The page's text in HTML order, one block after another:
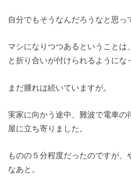
自分でもそうなんだろうなと思っ
マシになりつつあるということは
と折り合いが付けられるようにな
まだ腫れは続いていますが。
実家に向かう途中、難波で電車の
屋に立ち寄りました。
ものの５分程度だったのですが、
なあと。